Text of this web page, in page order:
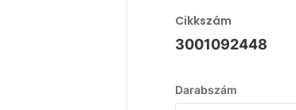
Cikkszám
3001092448
Darabszám